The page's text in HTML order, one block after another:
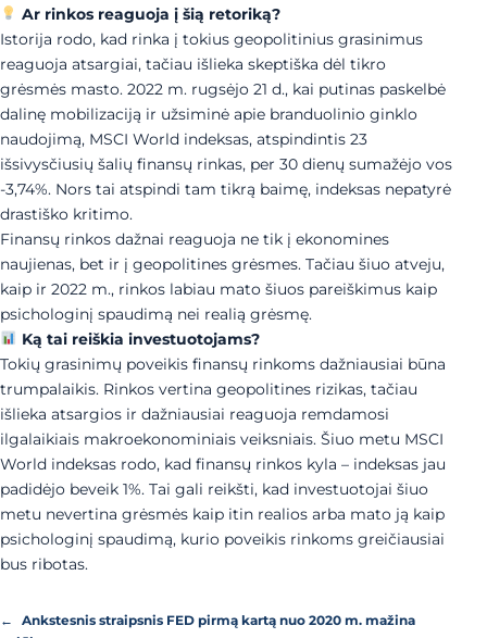
Ar rinkos reaguoja į šią retoriką?
Istorija rodo, kad rinka į tokius geopolitinius grasinimus
reaguoja atsargiai, tačiau išlieka skeptiška dėl tikro
grėsmės masto. 2022 m. rugsėjo 21 d., kai putinas paskelbė
dalinę mobilizaciją ir užsiminė apie branduolinio ginklo
naudojimą, MSCI World indeksas, atspindintis 23
išsivysčiusių šalių finansų rinkas, per 30 dienų sumažėjo vos
-3,74%. Nors tai atspindi tam tikrą baimę, indeksas nepatyrė
drastiško kritimo.
Finansų rinkos dažnai reaguoja ne tik į ekonomines
naujienas, bet ir į geopolitines grėsmes. Tačiau šiuo atveju,
kaip ir 2022 m., rinkos labiau mato šiuos pareiškimus kaip
psichologinį spaudimą nei realią grėsmę.
Ką tai reiškia investuotojams?
Tokių grasinimų poveikis finansų rinkoms dažniausiai būna
trumpalaikis. Rinkos vertina geopolitines rizikas, tačiau
išlieka atsargios ir dažniausiai reaguoja remdamosi
ilgalaikiais makroekonominiais veiksniais. Šiuo metu MSCI
World indeksas rodo, kad finansų rinkos kyla – indeksas jau
padidėjo beveik 1%. Tai gali reikšti, kad investuotojai šiuo
metu nevertina grėsmės kaip itin realios arba mato ją kaip
psichologinį spaudimą, kurio poveikis rinkoms greičiausiai
bus ribotas.
← Ankstesnis straipsnis FED pirmą kartą nuo 2020 m. mažina